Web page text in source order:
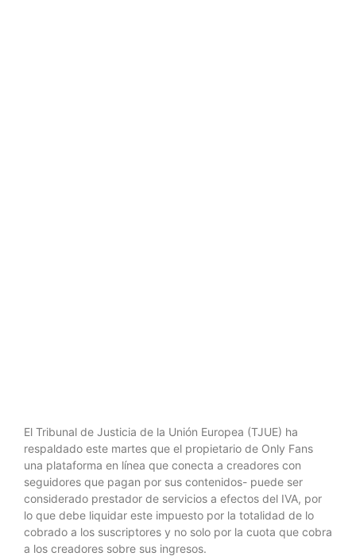
El Tribunal de Justicia de la Unión Europea (TJUE) ha
respaldado este martes que el propietario de Only Fans
una plataforma en línea que conecta a creadores con
seguidores que pagan por sus contenidos- puede ser
considerado prestador de servicios a efectos del IVA, por
lo que debe liquidar este impuesto por la totalidad de lo
cobrado a los suscriptores y no solo por la cuota que cobra
a los creadores sobre sus ingresos.